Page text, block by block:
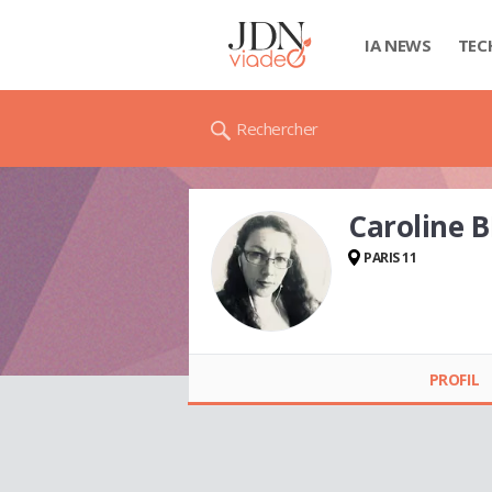
IA NEWS
Rechercher
Caroline
PARIS 11
PROFIL